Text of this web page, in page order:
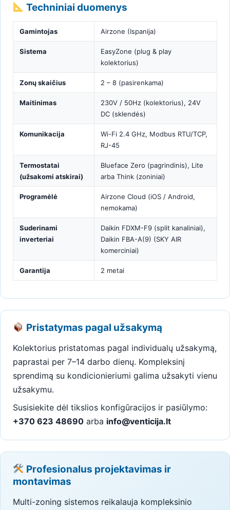
Techniniai duomenys
Gamintojas Airzone (Ispanija)
Sistema
EasyZone (plug & play
kolektorius)
Zonų skaičius 2 – 8 (pasirenkama)
Maitinimas
230V / 50Hz (kolektorius), 24V
DC (sklendės)
Komunikacija
Wi-Fi 2.4 GHz, Modbus RTU/TCP,
RJ-45
Termostatai
(užsakomi atskirai)
Blueface Zero (pagrindinis), Lite
arba Think (zoniniai)
Programėlė
Airzone Cloud (iOS / Android,
nemokama)
Suderinami
inverteriai
Daikin FDXM-F9 (split kanaliniai),
Daikin FBA-A(9) (SKY AIR
komerciniai)
Garantija 2 metai
Pristatymas pagal užsakymą
Kolektorius pristatomas pagal individualų užsakymą,
paprastai per 7–14 darbo dienų. Kompleksinį
sprendimą su kondicionieriumi galima užsakyti vienu
užsakymu.
Susisiekite dėl tikslios konfigūracijos ir pasiūlymo:
+370 623 48690 arba info@venticija.lt
Profesionalus projektavimas ir
montavimas
Multi-zoning sistemos reikalauja kompleksinio